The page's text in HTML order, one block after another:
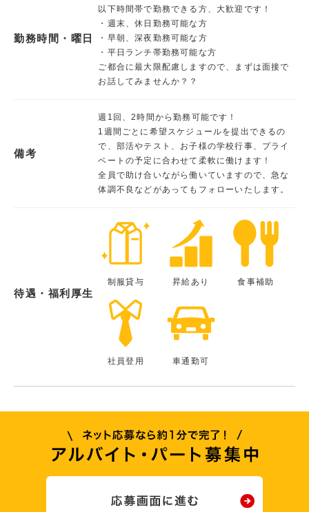
勤務時間・曜日
以下時間帯で勤務できる方、大歓迎です！
・週末、休日勤務可能な方
・早朝、深夜勤務可能な方
・平日ランチ帯勤務可能な方
ご都合に最大限配慮しますので、まずは面接で
お話してみませんか？？
備考
週1回、2時間から勤務可能です！
1週間ごとに希望スケジュールを提出できるの
で、部活やテスト、お子様の学校行事、プライ
ベートの予定に合わせて柔軟に働けます！
全員で助け合いながら働いていますので、急な
体調不良などがあってもフォローいたします。
待遇・福利厚生
制服貸与 昇給あり 食事補助
社員登用 車通勤可